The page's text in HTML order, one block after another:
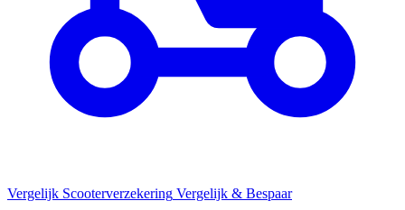
Vergelijk Scooterverzekering Vergelijk & Bespaar